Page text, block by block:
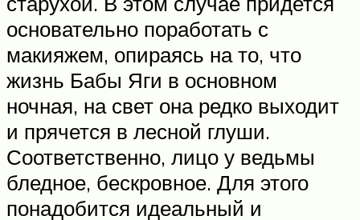
основательно поработать с
макияжем, опираясь на то, что
жизнь Бабы Яги в основном
ночная, на свет она редко выходит
и прячется в лесной глуши.
Соответственно, лицо у ведьмы
бледное, бескровное. Для этого
понадобится идеальный и